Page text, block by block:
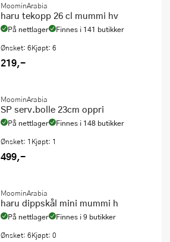
MoominArabia
haru tekopp 26 cl mummi hv
På nettlager Finnes i 141 butikker
Ønsket: 6Kjøpt: 6
219,-
MoominArabia
SP serv.bolle 23cm oppri
På nettlager Finnes i 148 butikker
Ønsket: 1 Kjøpt: 1
499,-
MoominArabia
haru dippskål mini mummi h
På nettlager Finnes i 9 butikker
Ønsket: 6Kjøpt: 0